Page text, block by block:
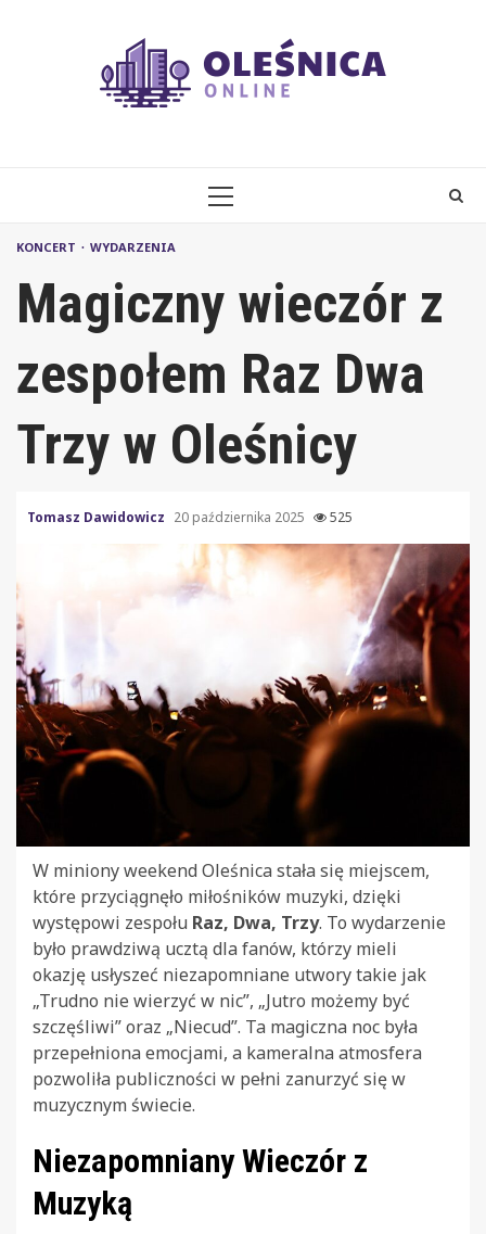
PRIMARY
KONCERT WYDARZENIA
Magiczny wieczór z
zespołem Raz Dwa
Trzy w Oleśnicy
Tomasz Dawidowicz 20 października 2025 525
W miniony weekend Oleśnica stała się miejscem,
które przyciągnęło miłośników muzyki, dzięki
występowi zespołu Raz, Dwa, Trzy. To wydarzenie
było prawdziwą ucztą dla fanów, którzy mieli
okazję usłyszeć niezapomniane utwory takie jak
„Trudno nie wierzyć w nic”, „Jutro możemy być
szczęśliwi” oraz „Niecud”. Ta magiczna noc była
przepełniona emocjami, a kameralna atmosfera
pozwoliła publiczności w pełni zanurzyć się w
muzycznym świecie.
Niezapomniany Wieczór z
Muzyką